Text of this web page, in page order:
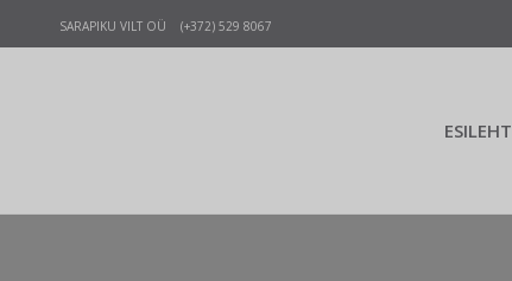
SARAPIKU VILT OÜ (+372) 529 8067
ESILEHT